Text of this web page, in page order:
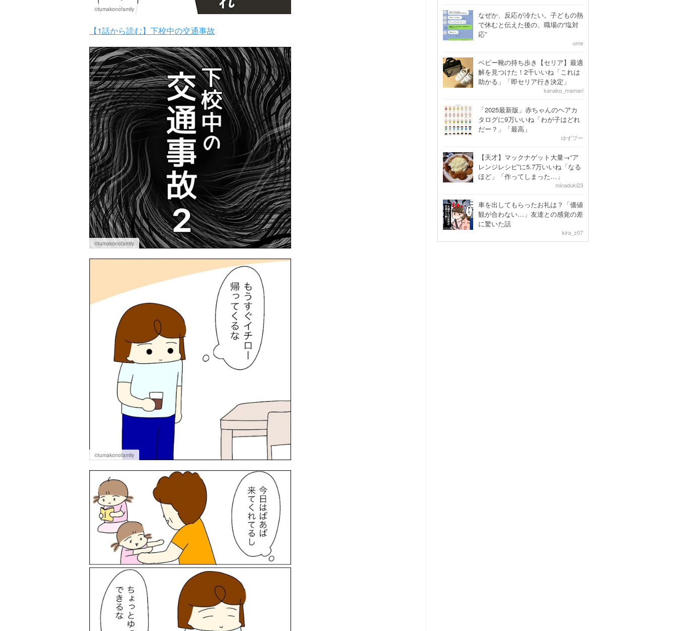
©tumakonofamily
【1話から読む】下校中の交通事故
©tumakonofamily
©tumakonofamily
なぜか、反応が冷たい。子どもの熱
で休むと伝えた後の、職場の“塩対
応”
ume
ベビー靴の持ち歩き【セリア】最適
解を見つけた！2千いいね「これは
助かる」「即セリア行き決定」
kanako_mamari
「2025最新版」赤ちゃんのヘアカ
タログに9万いいね「わが子はどれ
だー？」「最高」
ゆずプー
【天才】マックナゲット大量→“ア
レンジレシピ”に5.7万いいね「なる
ほど」「作ってしまった…」
minaduki23
車を出してもらったお礼は？「価値
観が合わない…」友達との感覚の差
に驚いた話
kira_z07